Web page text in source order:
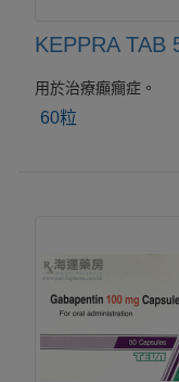
KEPPRA TAB
用於治療癲癎症。
60粒